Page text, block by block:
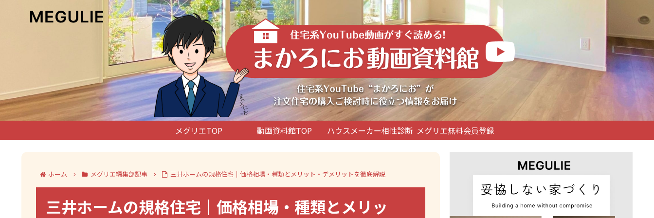
メグリエTOP 動画資料館TOP ハウスメーカー相性診断 メグリエ無料会員登録
ホーム メグリエ編集部記事 三井ホームの規格住宅｜価格相場・種類とメリット・デメリットを徹底解説
三井ホームの規格住宅｜価格相場・種類とメリッ